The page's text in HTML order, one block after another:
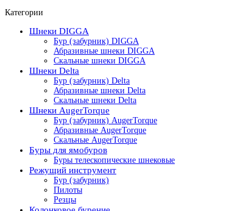
Категории
Шнеки DIGGA
Бур (забурник) DIGGA
Абразивные шнеки DIGGA
Скальные шнеки DIGGA
Шнеки Delta
Бур (забурник) Delta
Абразивные шнеки Delta
Скальные шнеки Delta
Шнеки AugerTorque
Бур (забурник) AugerTorque
Абразивные AugerTorque
Скальные AugerTorque
Буры для ямобуров
Буры телескопические шнековые
Режущий инструмент
Бур (забурник)
Пилоты
Резцы